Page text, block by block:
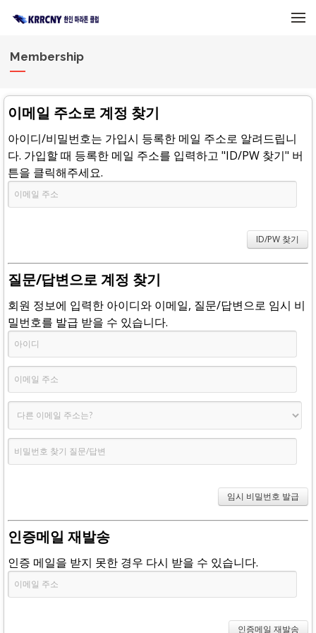
Membership
이메일 주소로 계정 찾기
아이디/비밀번호는 가입시 등록한 메일 주소로 알려드립니
다. 가입할 때 등록한 메일 주소를 입력하고 "ID/PW 찾기" 버
튼을 클릭해주세요.
질문/답변으로 계정 찾기
회원 정보에 입력한 아이디와 이메일, 질문/답변으로 임시 비
밀번호를 발급 받을 수 있습니다.
인증메일 재발송
인증 메일을 받지 못한 경우 다시 받을 수 있습니다.